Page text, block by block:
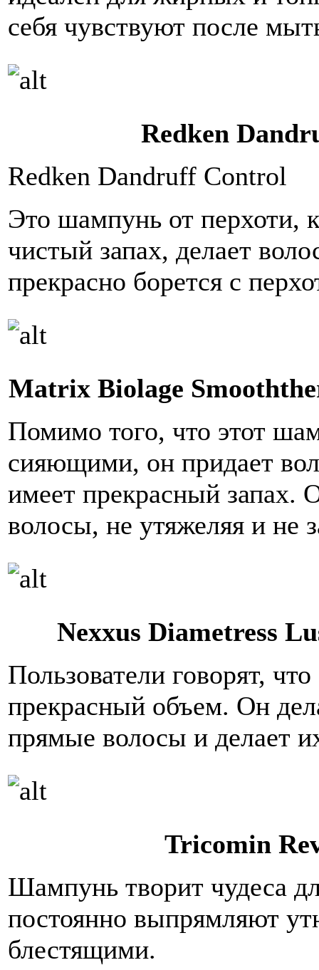
себя чувствуют после
Redken
Redken Dandruff Control
Это шампунь от перхоти,
чистый запах, делает
прекрасно борется с
Matrix Biolage
Помимо того, что этот
сияющими, он придает
имеет прекрасный запах.
волосы, не утяжеляя и не
Nexxus Diametress
Пользователи говорят,
прекрасный объем. Он
прямые волосы и делает
Tricomin
Шампунь творит чудеса
постоянно выпрямляют
блестящими.